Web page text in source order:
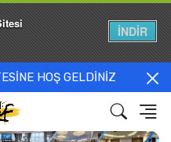
HOŞ GELDİNİZ
İNDİR